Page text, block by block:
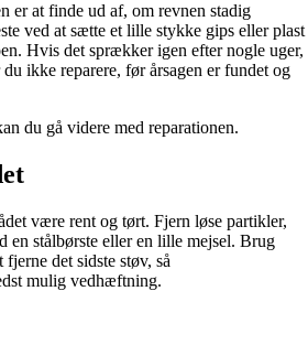
er at finde ud af, om revnen stadig
ved at sætte et lille stykke gips eller plast
Hvis det sprækker igen efter nogle uger,
ikke reparere, før årsagen er fundet og
du gå videre med reparationen.
være rent og tørt. Fjern løse partikler,
en stålbørste eller en lille mejsel. Brug
det sidste støv, så
mulig vedhæftning.